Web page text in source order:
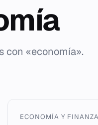
con «economía».
ECONOMÍA Y